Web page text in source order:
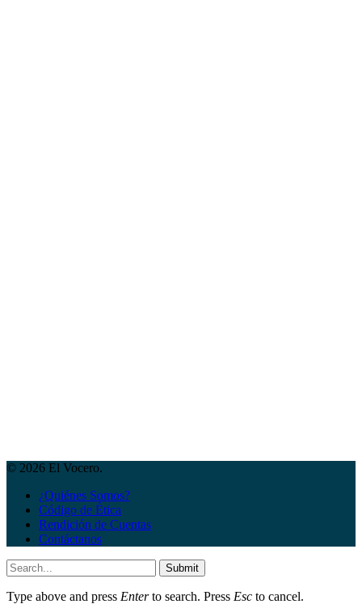
© 2026 El Vocero.
¿Quiénes Somos?
Código de Ética
Rendición de Cuentas
Contáctanos
Submit
Type above and press Enterto search. Press Esc to cancel.